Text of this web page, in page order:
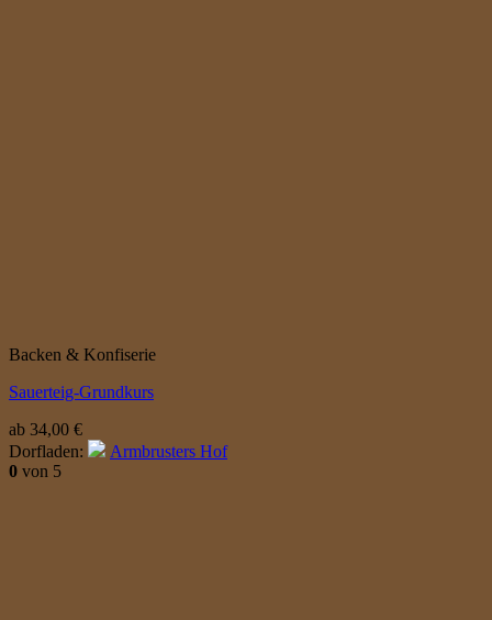
Backen & Konfiserie
Sauerteig-Grundkurs
ab 34,00 €
Dorfladen:
Armbrusters Hof
0 von 5